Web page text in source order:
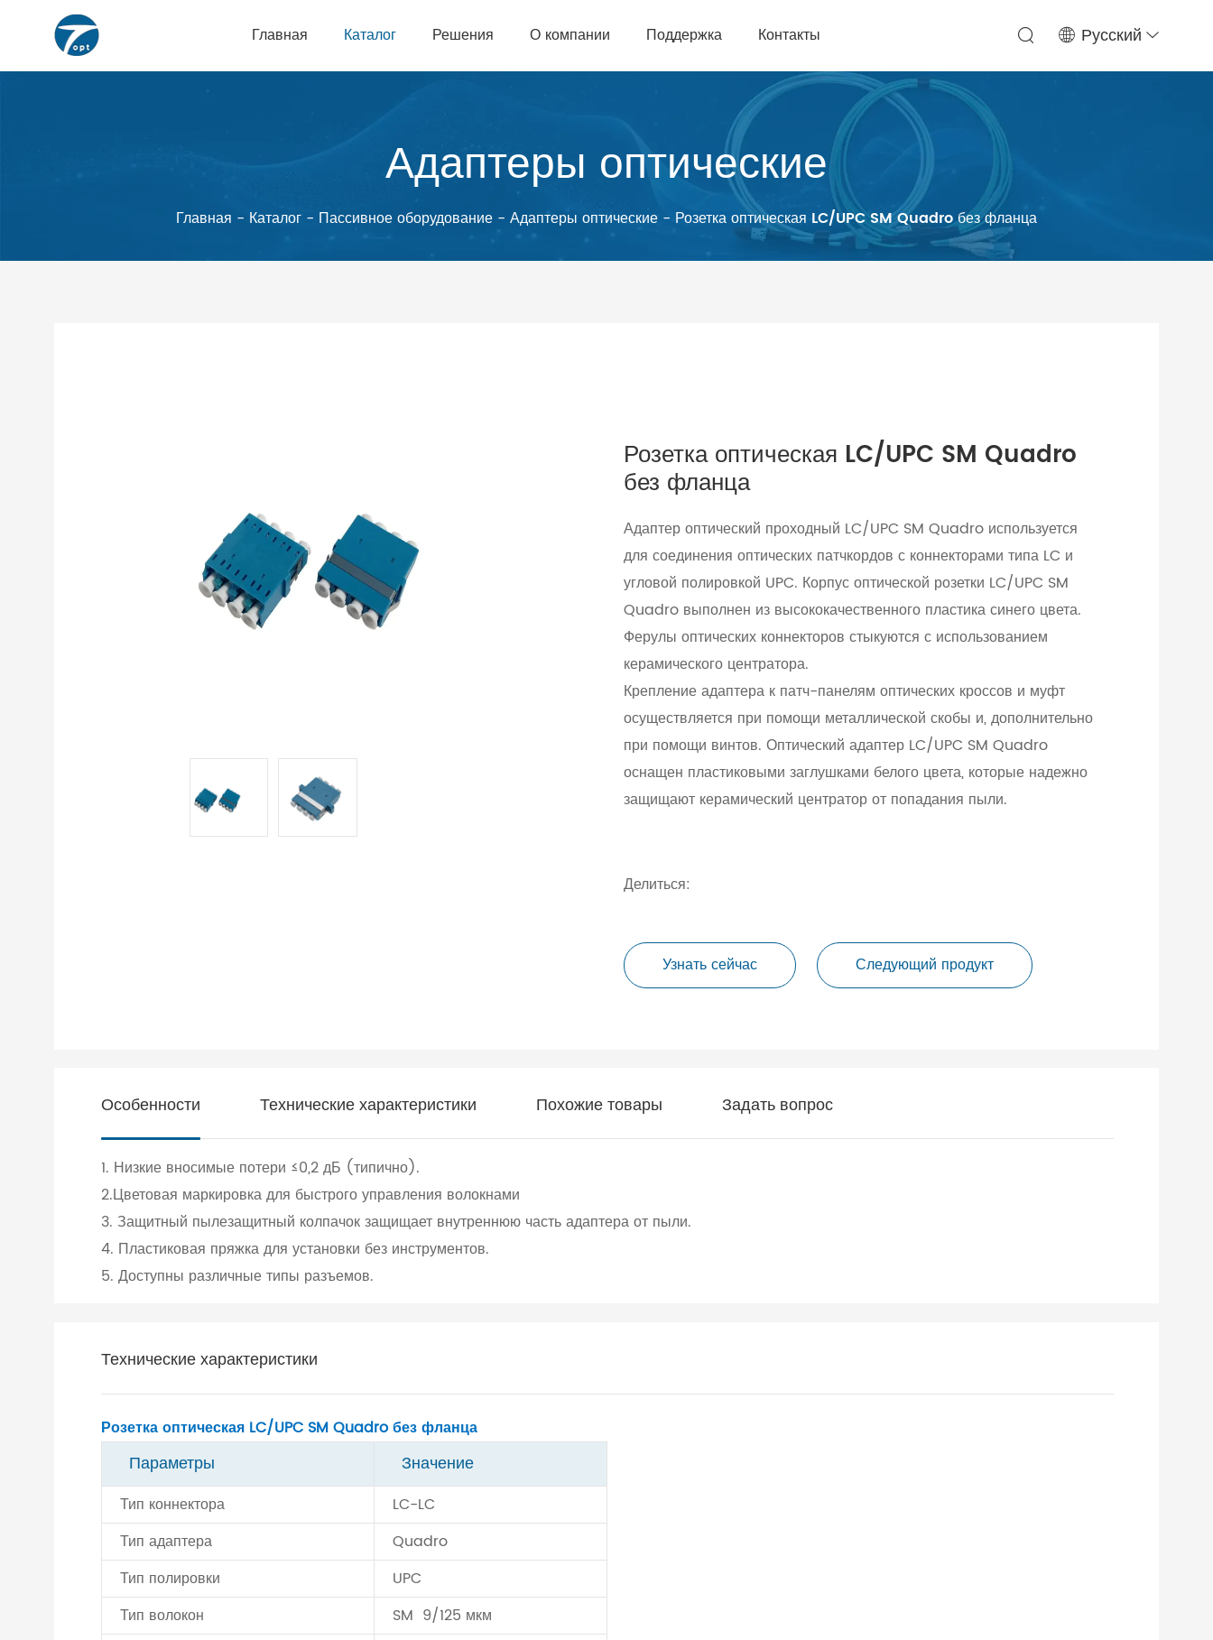
Главная Каталог Решения О компании Поддержка Контакты Русский
Адаптеры оптические
Главная - Каталог - Пассивное оборудование - Адаптеры оптические - Розетка оптическая LC/UPC SM Quadro без фланца
Розетка оптическая LC/UPC SM Quadro
без фланца
Адаптер оптический проходный LC/UPC SM Quadro используется
для соединения оптических патчкордов с коннекторами типа LC и
угловой полировкой UPC. Корпус оптической розетки LC/UPC SM
Quadro выполнен из высококачественного пластика синего цвета.
Ферулы оптических коннекторов стыкуются с использованием
керамического центратора.
Крепление адаптера к патч-панелям оптических кроссов и муфт
осуществляется при помощи металлической скобы и, дополнительно
при помощи винтов. Оптический адаптер LC/UPC SM Quadro
оснащен пластиковыми заглушками белого цвета, которые надежно
защищают керамический центратор от попадания пыли.
Делиться:
Узнать сейчас Следующий продукт
Особенности Технические характеристики Похожие товары Задать вопрос
1. Низкие вносимые потери ≤0,2 дБ (типично).
2.Цветовая маркировка для быстрого управления волокнами
3. Защитный пылезащитный колпачок защищает внутреннюю часть адаптера от пыли.
4. Пластиковая пряжка для установки без инструментов.
5. Доступны различные типы разъемов.
Технические характеристики
Розетка оптическая LC/UPC SM Quadro без фланца
Параметры Значение
Тип коннектора
LC-LC
Тип адаптера
Quadro
Тип полировки
UPC
Тип волокон
SM 9/125 мкм